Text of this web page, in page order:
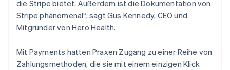
die Stripe bietet. Außerdem ist die Dokumentation von
Stripe phänomenal“, sagt Gus Kennedy, CEO und
Mitgründer von Hero Health.
Mit Payments hatten Praxen Zugang zu einer Reihe von
Zahlungsmethoden, die sie mit einem einzigen Klick